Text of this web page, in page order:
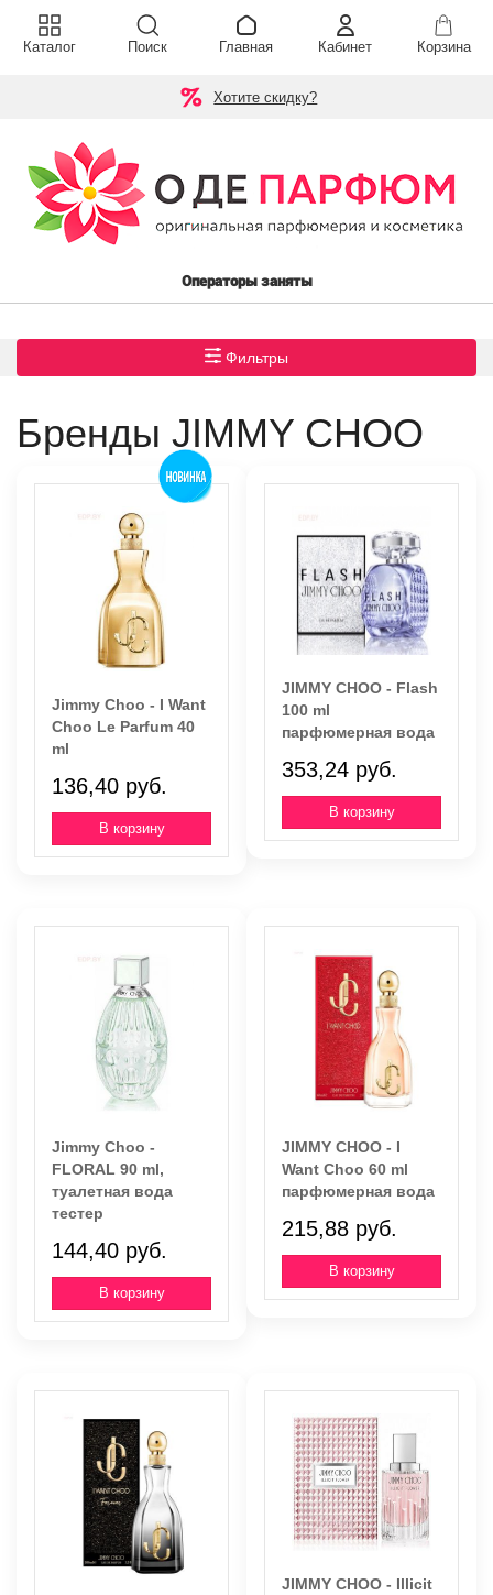
Хотите скидку?
Операторы заняты
Фильтры
Бренды JIMMY CHOO
Jimmy Choo - I Want
Choo Le Parfum 40
ml
136,40 руб.
JIMMY CHOO - Flash
100 ml
парфюмерная вода
353,24 руб.
Jimmy Choo -
FLORAL 90 ml,
туалетная вода
тестер
144,40 руб.
JIMMY CHOO - I
Want Choo 60 ml
парфюмерная вода
215,88 руб.
JIMMY CHOO - Illicit
Каталог Поиск Главная Кабинет Корзина